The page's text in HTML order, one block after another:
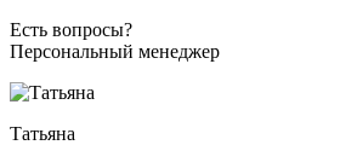
Есть вопросы?
Персональный менеджер
Татьяна